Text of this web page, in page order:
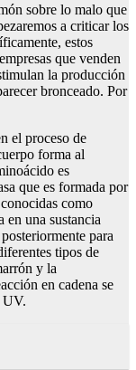
sobre lo malo que
a criticar los
estos
que venden
la producción
bronceado. Por
el proceso de
forma al
es
que es formada por
como
en una sustancia
para
tipos de
y la
en cadena se
UV.